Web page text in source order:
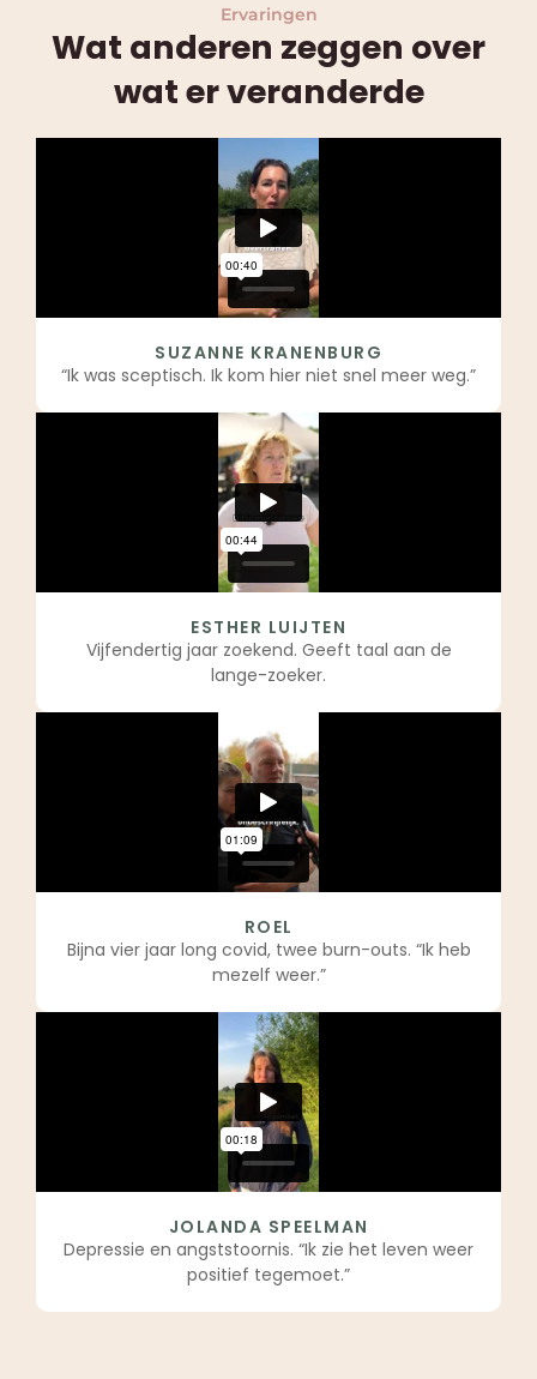
Ervaringen
Wat anderen zeggen over
wat er veranderde
SUZANNE KRANENBURG
“Ik was sceptisch. Ik kom hier niet snel meer weg.”
ESTHER LUIJTEN
Vijfendertig jaar zoekend. Geeft taal aan de
lange-zoeker.
ROEL
Bijna vier jaar long covid, twee burn-outs. “Ik heb
mezelf weer.”
JOLANDA SPEELMAN
Depressie en angststoornis. “Ik zie het leven weer
positief tegemoet.”